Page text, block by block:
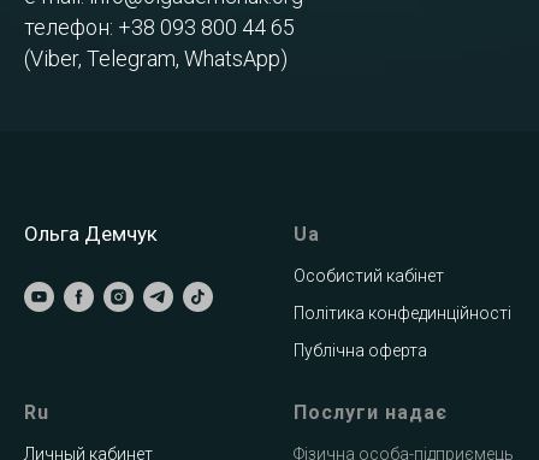
телефон: +38 093 800 44 65
(Viber, Telegram, WhatsApp)
Ольга Демчук Ua
Особистий кабінет
Політика конфединційності
Публічна оферта
Ru
Личный кабинет
Послуги надає
Фізична особа-підприємець